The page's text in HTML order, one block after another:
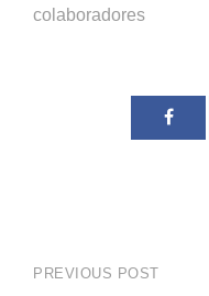
colaboradores
PREVIOUS POST